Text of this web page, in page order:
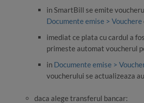
in SmartBill se emite
Documente emise > Vouchere
imediat ce plata cu cardul a
primeste automat voucherul
in Documente emise >
voucherului se actualizeaza
daca alege transferul bancar: